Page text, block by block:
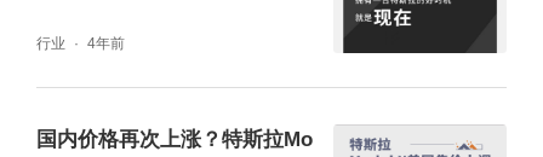
行业 4年前
国内价格再次上涨？特斯拉Mo